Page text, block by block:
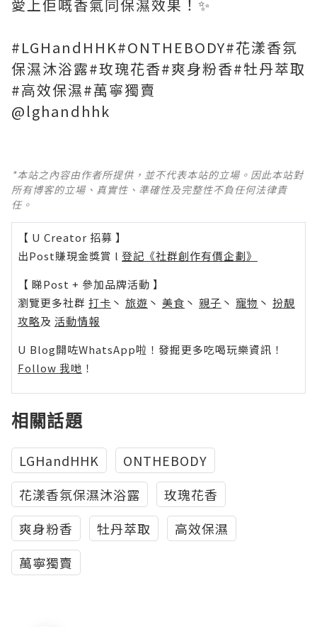
愛上佢嘅香氣同保濕效果！✨
#LGHandHHK#ONTHEBODY#花漾香氛
保濕沐浴露#玫瑰花香#爽身粉香#牡丹萃取
#高效保濕#萬寧獨賣
@lghandhhk
*本站之內容由作者所提供，並不代表本站的立場。因此本站對
所有博客的立場、真實性、準確性及完整性不負任何法律責
任。
【 U Creator 招募 】
出Post賺現金獎賞 l 登記《社群創作有價企劃》
【 睇Post + 參加品牌活動 】
瀏覽更多社群 打卡 丶 旅遊 丶 美食 丶 親子 丶 寵物 丶 扮靚
攻略及 活動情報
U Blog開咗WhatsApp啦！發掘更多吃喝玩樂資訊！
Follow 我哋 ！
相關話題
LGHandHHK
ONTHEBODY
花漾香氛保濕沐浴露
玫瑰花香
爽身粉香
牡丹萃取
高效保濕
萬寧獨賣